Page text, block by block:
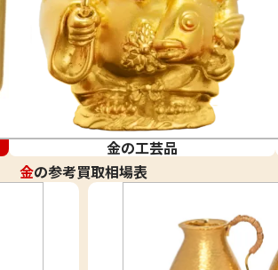
金の工芸品
金の参考買取相場表